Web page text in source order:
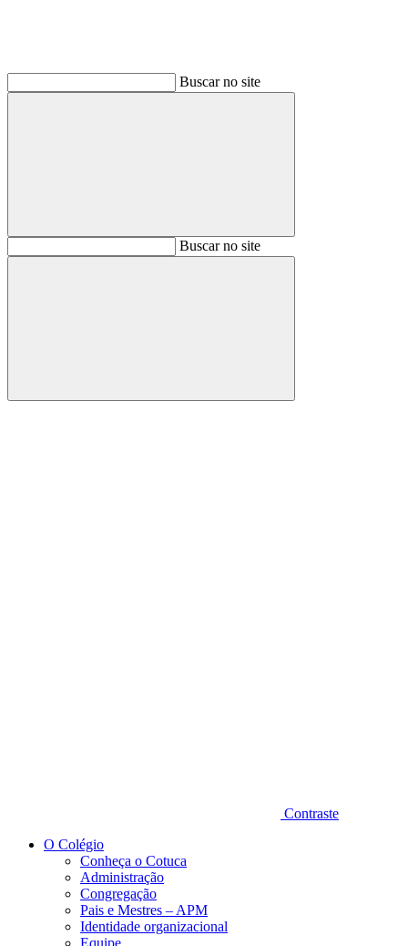
Buscar no site
BuscarBuscar no site
Buscar
Contraste
O Colégio
Conheça o Cotuca
Administração
Congregação
Pais e Mestres – APM
Identidade organizacional
Equipe